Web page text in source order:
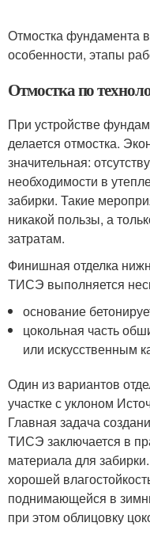
Отмостка фундамента
особенности, этапы
Отмостка по
При устройстве
делается отмостка.
значительная:
необходимости в
забирки. Такие
никакой пользы, а
затратам.
Финишная отделка
ТИСЭ выполняется
основание
цокольная часть
или искусственным
Один из вариантов
участке с уклоном
Главная задача
ТИСЭ заключается в
материала для
хорошей
поднимающейся в
при этом облицовку